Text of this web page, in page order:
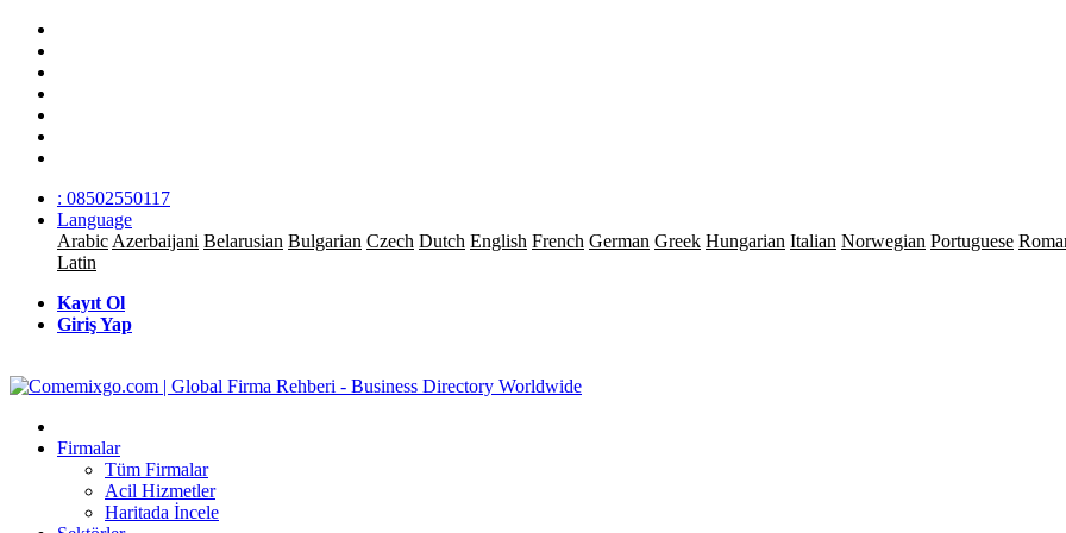
: 08502550117
Language
Arabic Azerbaijani Belarusian Bulgarian Czech Dutch English French German Greek Hungarian Italian Norwegian Portuguese
Latin
Kayıt Ol
Giriş Yap
Firmalar
Tüm Firmalar
Acil Hizmetler
Haritada İncele